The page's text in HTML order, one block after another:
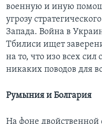
военную и иную
угрозу
Запада. Война в
Тбилиси ищет
на то, что изо всех сил
никаких поводов для
Румыния и Болгария
На фоне